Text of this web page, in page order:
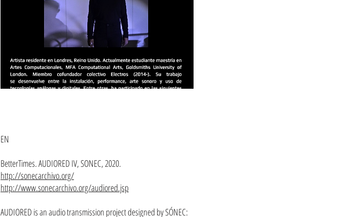
EN
BetterTimes. AUDIORED IV, SONEC, 2020.
http://sonecarchivo.org/
http://www.sonecarchivo.org/audiored.jsp
AUDIORED is an audio transmission project designed by SÓNEC: